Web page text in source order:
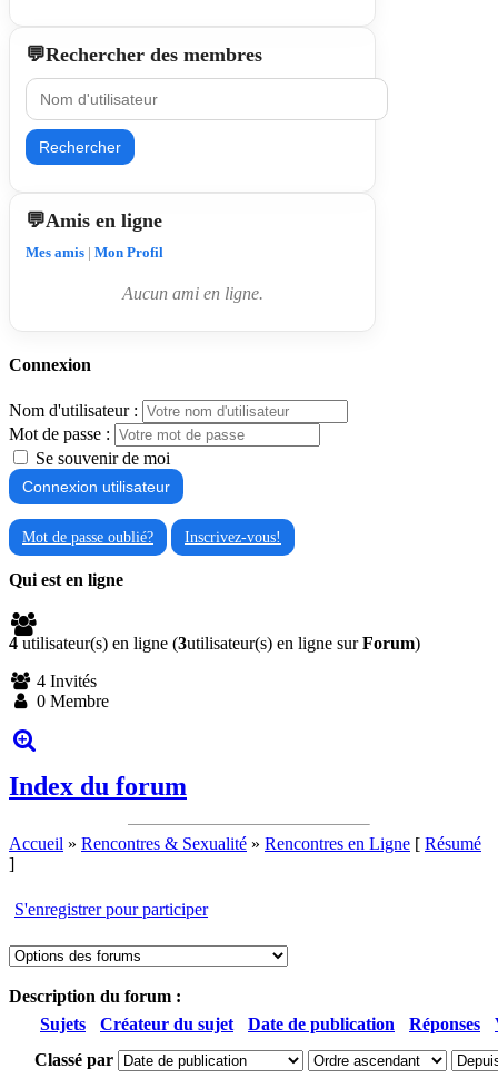
Rechercher des membres
Rechercher
Amis en ligne
Mes amis | Mon Profil
Aucun ami en ligne.
Connexion
Nom d'utilisateur :
Mot de passe :
Se souvenir de moi
Mot de passe oublié? Inscrivez-vous!
Qui est en ligne
4 utilisateur(s) en ligne (3utilisateur(s) en ligne surForum)
4 Invités
0 Membre
Index du forum
Accueil » Rencontres & Sexualité » Rencontres en Ligne [ Résumé
]
S'enregistrer pour participer
Description du forum :
Sujets
Créateur du sujet Date de publication Réponses
Classé par